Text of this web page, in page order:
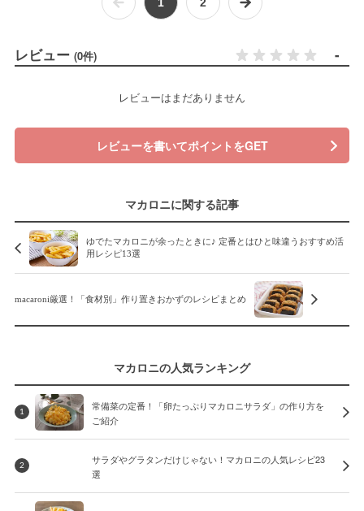
レビュー (0件) -
レビューはまだありません
レビューを書いてポイントをGET
マカロニに関する記事
ゆでたマカロニが余ったときに♪ 定番とはひと味違うおすすめ活
用レシピ13選
macaroni厳選！「食材別」作り置きおかずのレシピまとめ
マカロニの人気ランキング
1
常備菜の定番！「卵たっぷりマカロニサラダ」の作り方を
ご紹介
2
サラダやグラタンだけじゃない！マカロニの人気レシピ23
選